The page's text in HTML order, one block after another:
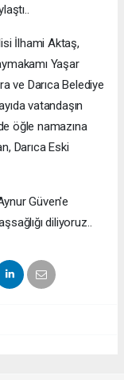
İlhami Aktaş,
Yaşar
ve Darıca Belediye
vatandaşın
öğle namazına
Darıca Eski
Güven'e
diliyoruz..